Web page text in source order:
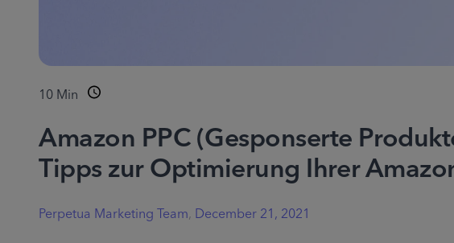
10Min
Amazon PPC (Gesponserte
Tipps zur Optimierung Ihrer
Perpetua Marketing Team, December 21, 2021